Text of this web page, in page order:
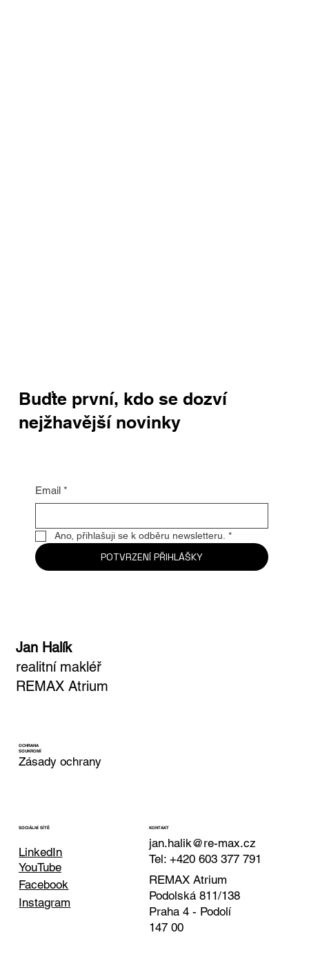
Buďte první, kdo se dozví
nejžhavější novinky
Email *
Ano, přihlašuji se k odběru newsletteru. *
POTVRZENÍ PŘIHLÁŠKY
Jan Halík
realitní makléř
REMAX Atrium
OCHRANA
SOUKROMÍ
Zásady ochrany
SOCIÁLNÍ SÍTĚ
LinkedIn
Facebook
YouTube
Instagram
KONTAKT
jan.halik@re-max.cz
Tel: +420 603 377 791
REMAX Atrium
Podolská 811/138
Praha 4 - Podolí
147 00